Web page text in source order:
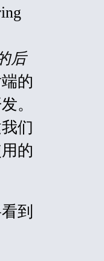
后
的
。
们
的
到